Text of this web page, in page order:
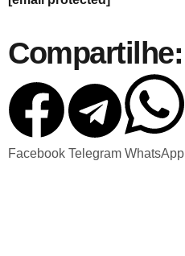
Compartilhe:
Facebook Telegram WhatsApp